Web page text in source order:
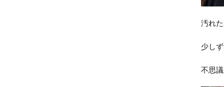
汚れ
少し
不思